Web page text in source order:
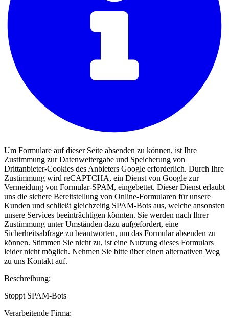
Um Formulare auf dieser Seite absenden zu können, ist Ihre
Zustimmung zur Datenweitergabe und Speicherung von
Drittanbieter-Cookies des Anbieters Google erforderlich. Durch Ihre
Zustimmung wird reCAPTCHA, ein Dienst von Google zur
Vermeidung von Formular-SPAM, eingebettet. Dieser Dienst erlaubt
uns die sichere Bereitstellung von Online-Formularen für unsere
Kunden und schließt gleichzeitig SPAM-Bots aus, welche ansonsten
unsere Services beeinträchtigen könnten. Sie werden nach Ihrer
Zustimmung unter Umständen dazu aufgefordert, eine
Sicherheitsabfrage zu beantworten, um das Formular absenden zu
können. Stimmen Sie nicht zu, ist eine Nutzung dieses Formulars
leider nicht möglich. Nehmen Sie bitte über einen alternativen Weg
zu uns Kontakt auf.
Beschreibung:
Stoppt SPAM-Bots
Verarbeitende Firma: